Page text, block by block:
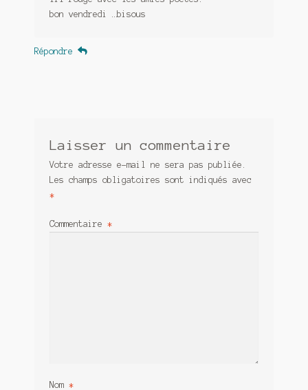
bon vendredi …bisous
Répondre
Laisser un commentaire
Votre adresse e-mail ne sera pas publiée.
Les champs obligatoires sont indiqués avec
*
Commentaire *
Nom *